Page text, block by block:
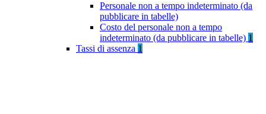
Personale non a tempo indeterminato (da
pubblicare in tabelle)
Costo del personale non a tempo
indeterminato (da pubblicare in tabelle) 1
Tassi di assenza 1